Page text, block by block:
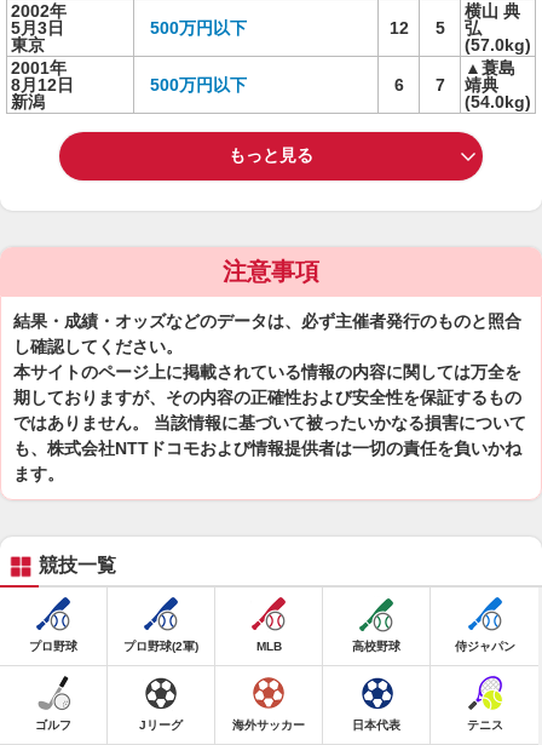
2002年
5月3日
東京
500万円以下 12 5
横山 典
弘
(57.0kg)
2001年
8月12日
新潟
500万円以下 6 7
▲蓑島
靖典
(54.0kg)
もっと見る
注意事項
結果・成績・オッズなどのデータは、必ず主催者発行のものと照合
し確認してください。
本サイトのページ上に掲載されている情報の内容に関しては万全を
期しておりますが、その内容の正確性および安全性を保証するもの
ではありません。 当該情報に基づいて被ったいかなる損害について
も、株式会社NTTドコモおよび情報提供者は一切の責任を負いかね
ます。
競技一覧
プロ野球 プロ野球(2軍) MLB 高校野球 侍ジャパン
ゴルフ Jリーグ 海外サッカー 日本代表 テニス